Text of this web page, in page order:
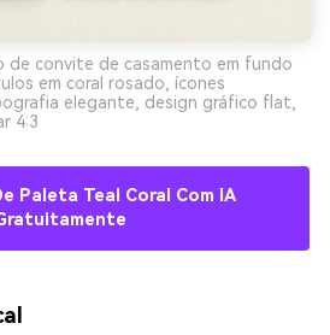
de convite de casamento em fundo
em coral rosado, ícones
elegante, design gráfico flat,
4:3
Paleta Teal Coral Com IA